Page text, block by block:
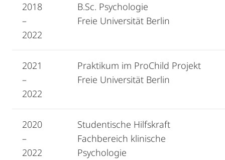
2018
–
2022
B.Sc. Psychologie
Freie Universität Berlin
2021
–
2022
Praktikum im ProChild Projekt
Freie Universität Berlin
2020
–
2022
Studentische Hilfskraft
Fachbereich klinische
Psychologie